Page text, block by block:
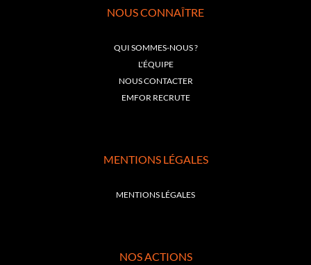
NOUS CONNAÎTRE
QUI SOMMES-NOUS ?
L'ÉQUIPE
NOUS CONTACTER
EMFOR RECRUTE
MENTIONS LÉGALES
MENTIONS LÉGALES
NOS ACTIONS